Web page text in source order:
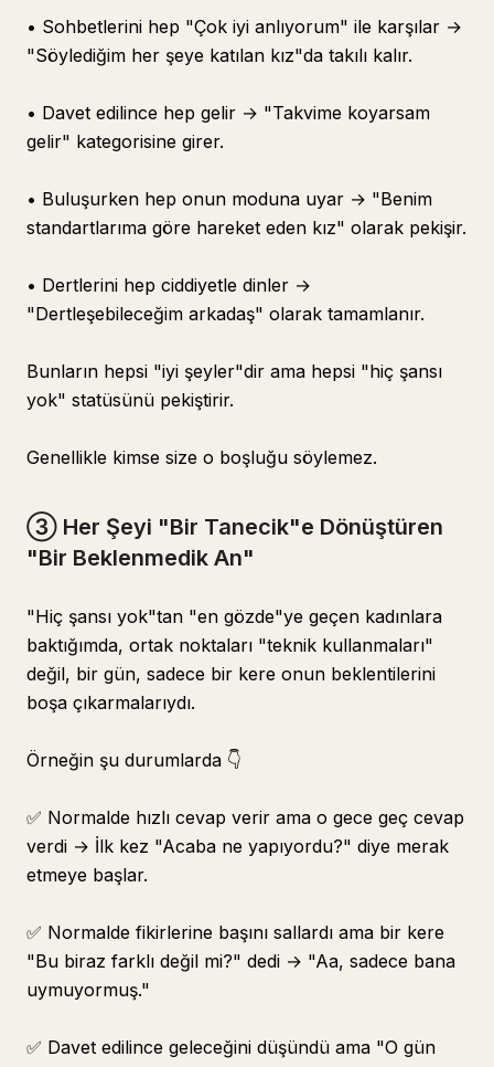
• Sohbetlerini hep "Çok iyi anlıyorum" ile karşılar →
"Söylediğim her şeye katılan kız"da takılı kalır.
• Davet edilince hep gelir → "Takvime koyarsam
gelir" kategorisine girer.
• Buluşurken hep onun moduna uyar → "Benim
standartlarıma göre hareket eden kız" olarak pekişir.
• Dertlerini hep ciddiyetle dinler →
"Dertleşebileceğim arkadaş" olarak tamamlanır.
Bunların hepsi "iyi şeyler"dir ama hepsi "hiç şansı
yok" statüsünü pekiştirir.
Genellikle kimse size o boşluğu söylemez.
③ Her Şeyi "Bir Tanecik"e Dönüştüren
"Bir Beklenmedik An"
"Hiç şansı yok"tan "en gözde"ye geçen kadınlara
baktığımda, ortak noktaları "teknik kullanmaları"
değil, bir gün, sadece bir kere onun beklentilerini
boşa çıkarmalarıydı.
Örneğin şu durumlarda 👇
✅ Normalde hızlı cevap verir ama o gece geç cevap
verdi → İlk kez "Acaba ne yapıyordu?" diye merak
etmeye başlar.
✅ Normalde fikirlerine başını sallardı ama bir kere
"Bu biraz farklı değil mi?" dedi → "Aa, sadece bana
uymuyormuş."
✅ Davet edilince geleceğini düşündü ama "O gün